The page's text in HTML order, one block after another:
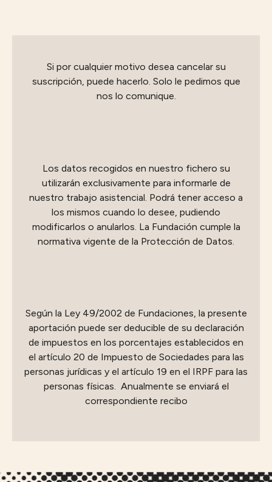
Si por cualquier motivo desea cancelar su
suscripción, puede hacerlo. Solo le pedimos que
nos lo comunique.
Los datos recogidos en nuestro fichero su
utilizarán exclusivamente para informarle de
nuestro trabajo asistencial. Podrá tener acceso a
los mismos cuando lo desee, pudiendo
modificarlos o anularlos. La Fundación cumple la
normativa vigente de la Protección de Datos.
Según la Ley 49/2002 de Fundaciones, la presente
aportación puede ser deducible de su declaración
de impuestos en los porcentajes establecidos en
el artículo 20 de Impuesto de Sociedades para las
personas jurídicas y el artículo 19 en el IRPF para las
personas físicas. Anualmente se enviará el
correspondiente recibo